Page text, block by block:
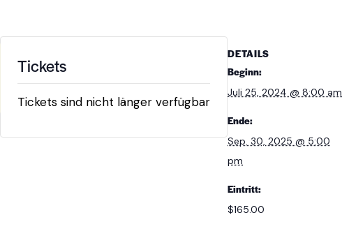
Tickets
Tickets sind nicht länger verfügbar
DETAILS
Beginn:
Juli 25, 2024 @ 8:00 am
Ende:
Sep. 30, 2025 @ 5:00
pm
Eintritt:
$165.00